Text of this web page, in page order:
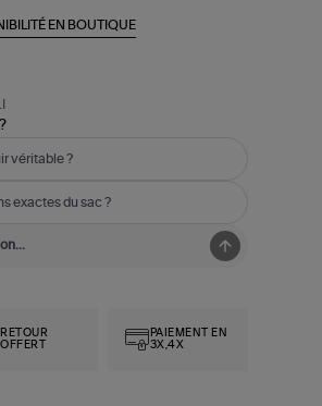
EN BOUTIQUE
véritable ?
exactes du sac ?
RETOUR
OFFERT
PAIEMENT EN
3X,4X